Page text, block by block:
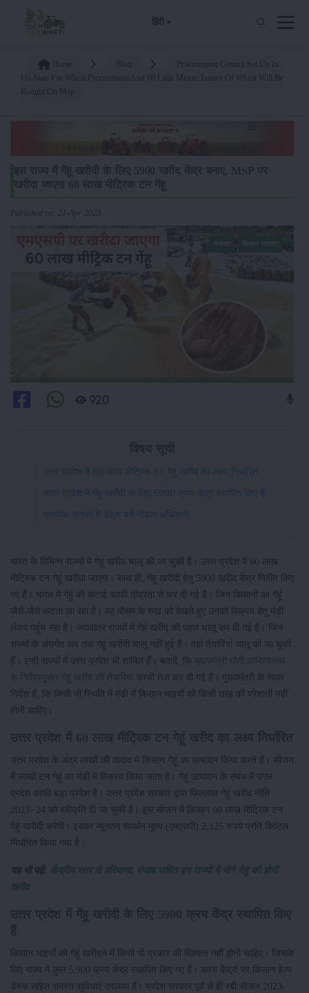
हिंदी
Published on: 21-Apr-2023
920
उत्तर प्रदेश में 60 लाख मीट्रिक टन गेहूं खरीद का लक्ष्य निर्धारित
उत्तर प्रदेश में गेंहू खरीदी के लिए 5900 क्रय केंद्र स्थापित किए हैं
प्रत्येक जनपद में डीएम बने नोडल अधिकारी
भारत के विभिन्न राज्यों में गेहूं खरीद चालू की जा चुकी है। उत्तर प्रदेश में 60 लाख
मीट्रिक टन गेहूं खरीदा जाएगा। साथ ही, गेंहू खरीदी हेतु 5900 खरीद केंद्र निर्मित किए
गए हैं। भारत में गेहूं की कटाई काफी तीव्रता से कर दी गई है। जिन किसानों का गेहूं
जैसे-जैसे कटता जा रहा है। वह मौसम के रुख को देखते हुए उनको विक्रय हेतु मंडी
लेकर पहुंच रहा है। ज्यादातर राज्यों में गेहं खरीद की पहल चालू कर दी गई है। जिन
राज्यों के अंतर्गत अब तक गेहूं खरीदी चालू नहीं हुई है। वहां तैयारियां चालू की जा चुकी
हैं। इन्ही राज्यों में उत्तर प्रदेश भी शामिल हैं। बतादें, कि मुख्यमंत्री योगी आदित्यनाथ
के निर्देशानुसार गेहूं खरीद की तैयारियां
काफी तेज कर दी गई हैं। मुख्यमंत्री के सख्त
निर्देश हैं, कि किसी भी स्थिति में मंडी में किसान भाइयों को किसी तरह की परेशानी नहीं
होनी चाहिए।
उत्तर प्रदेश के अंदर लाखों की तादाद में किसान गेहूं का उत्पादन किया करते हैं। सीजन
में लाखों टन गेहूं का मंडी में विक्रय किया जाता है। गेहूं उत्पादन के संबंध में उत्तर
प्रदेश काफी बड़ा प्रदेश है। उत्तर प्रदेश सरकार द्वारा फिलहाल गेहूं खरीद नीति
2023- 24 को स्वीकृति दी जा चुकी है। इस सीजन में किसान 60 लाख मीट्रिक टन
गेहूं खरीदी करेगी। इसका न्यूनतम समर्थन मूल्य (एमएसपी) 2,125 रुपये प्रति क्विंटल
निर्धारित किया गया है।
यह भी पढ़ें: केंद्रीय स्तर से हरियाणा, पंजाब सहित इन राज्यों में भीगे गेहूं की होगी
खरीद
किसान भाइयों को गेहूं खरीदने में किसी भी प्रकार की दिक्कत नहीं होनी चाहिए। जिसके
लिए राज्य में कुल 5,900 क्रय केंद्र स्थापित किए गए हैं। क्रय केंद्रों पर किसान हेल्प
डेस्क सहित समस्त सुविधाएं उपलब्ध हैं। प्रदेश सरकार पूर्व से ही रबी सीजन 2023-